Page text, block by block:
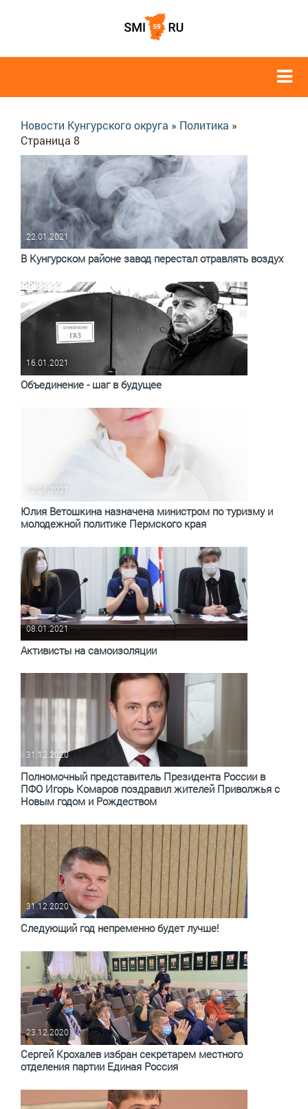
Новости Кунгурского округа » Политика »
Страница 8
22.01.2021
В Кунгурском районе завод перестал отравлять воздух
16.01.2021
Объединение - шаг в будущее
12.01.2021
Юлия Ветошкина назначена министром по туризму и
молодежной политике Пермского края
08.01.2021
Активисты на самоизоляции
31.12.2020
Полномочный представитель Президента России в
ПФО Игорь Комаров поздравил жителей Приволжья с
Новым годом и Рождеством
31.12.2020
Следующий год непременно будет лучше!
23.12.2020
Сергей Крохалев избран секретарем местного
отделения партии Единая Россия